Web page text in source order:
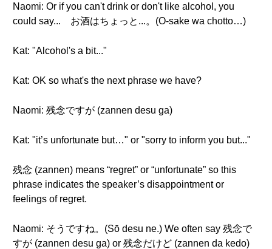
Naomi: Or if you can't drink or don't like alcohol, you
could say... お酒はちょっと...。(O-sake wa chotto…)
Kat: "Alcohol's a bit..."
Kat: OK so what's the next phrase we have?
Naomi: 残念ですが (zannen desu ga)
Kat: "it’s unfortunate but…" or "sorry to inform you but..."
残念 (zannen) means “regret” or “unfortunate” so this
phrase indicates the speaker’s disappointment or
feelings of regret.
Naomi: そうですね。(Sō desu ne.) We often say 残念で
すが (zannen desu ga) or 残念だけど (zannen da kedo)